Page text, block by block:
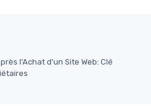
l'Achat d'un Site Web: Clé